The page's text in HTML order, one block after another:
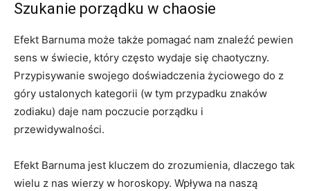
Szukanie porządku w chaosie
Efekt Barnuma może także pomagać nam znaleźć pewien
sens w świecie, który często wydaje się chaotyczny.
Przypisywanie swojego doświadczenia życiowego do z
góry ustalonych kategorii (w tym przypadku znaków
zodiaku) daje nam poczucie porządku i
przewidywalności.
Efekt Barnuma jest kluczem do zrozumienia, dlaczego tak
wielu z nas wierzy w horoskopy. Wpływa na naszą